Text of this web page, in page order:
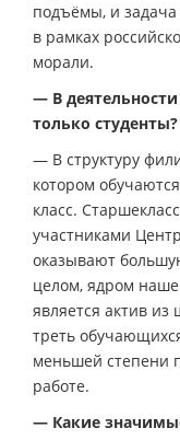
подъёмы, и задача
в рамках
морали.
— В
только студенты?
— В структуру
котором
класс.
участниками
оказывают
целом, ядром
является актив
треть
меньшей степени
работе.
— Какие